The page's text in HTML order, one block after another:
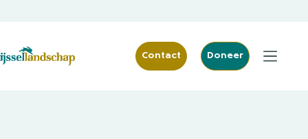
Contact Doneer